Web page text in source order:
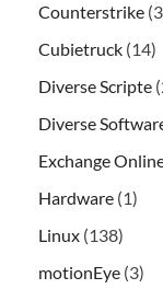
Counterstrike
Cubietruck (14)
Diverse Scripte
Diverse
Exchange
Hardware (1)
Linux (138)
motionEye (3)